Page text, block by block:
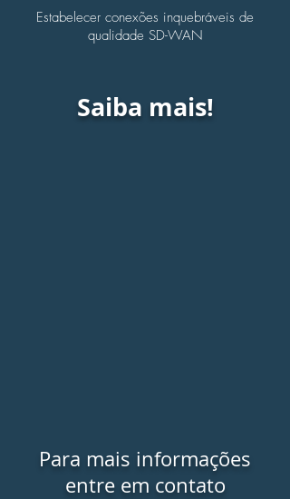
Estabelecer conexões inquebráveis ​​de
qualidade SD-WAN
Saiba mais!
Para mais informações
entre em contato